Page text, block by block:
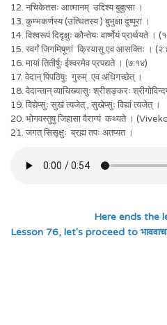
12. नचिकेतसः आत्मानम् उद्दिश्य बुबुत्सा ।
13. कुम्भकर्णस्य (उत्थितस्य ) बुभुक्षा दुष्पूरा ।
14. विश्वरूपं दिदृक्षुः कौन्तेयः वार्ष्णेयं प्रार्थयते ।
15. स्वर्गं जिगमिषूणां क्रियासु एव आसक्तिः ।
16. मायां तितीर्षुः ईश्वरमेव प्रपद्यते । (७:१४)
17. वेदान् पिपठिषुः गुरुम् एव अधिगच्छेत् ।
18. वेदान्तान् व्याचिख्यासुः श्रीशङ्करः
19. विद्येप्सुः सुखं त्यजेत् , सुखेप्सुः विद्यां त्यजेत् ।
20. भोगवस्तुषु जिहासा वैराग्यं कथ्यते ।
21. जगत् सिसृक्षुः ब्रह्म तपः अतप्यत ।
Here ends the
Lesson 76, let's proceed to